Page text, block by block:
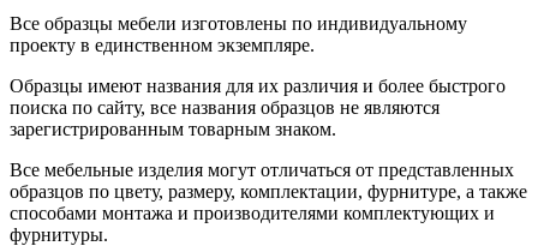
Все образцы мебели изготовлены по индивидуальному
проекту в единственном экземпляре.
Образцы имеют названия для их различия и более быстрого
поиска по сайту, все названия образцов не являются
зарегистрированным товарным знаком.
Все мебельные изделия могут отличаться от представленных
образцов по цвету, размеру, комплектации, фурнитуре, а также
способами монтажа и производителями комплектующих и
фурнитуры.